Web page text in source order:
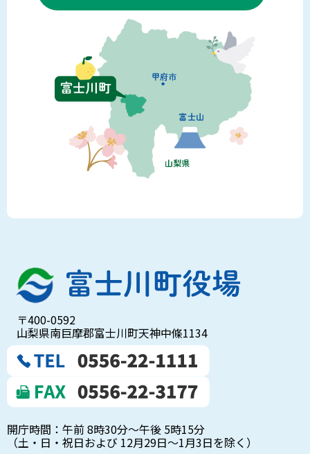
〒400-0592
山梨県南巨摩郡富士川町天神中條1134
開庁時間：午前 8時30分～午後 5時15分
（土・日・祝日および 12月29日～1月3日を除く）